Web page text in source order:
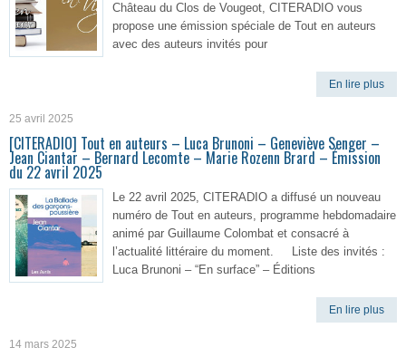
Château du Clos de Vougeot, CITERADIO vous
propose une émission spéciale de Tout en auteurs
avec des auteurs invités pour
En lire plus
25 avril 2025
[CITERADIO] Tout en auteurs – Luca Brunoni – Geneviève Senger –
Jean Ciantar – Bernard Lecomte – Marie Rozenn Brard – Émission
du 22 avril 2025
Le 22 avril 2025, CITERADIO a diffusé un nouveau
numéro de Tout en auteurs, programme hebdomadaire
animé par Guillaume Colombat et consacré à
l’actualité littéraire du moment. Liste des invités :
Luca Brunoni – “En surface” – Éditions
En lire plus
14 mars 2025